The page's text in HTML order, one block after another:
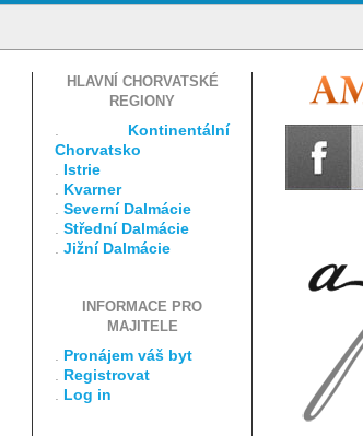
HLAVNÍ CHORVATSKÉ
REGIONY
Kontinentální
Chorvatsko
Istrie
Kvarner
Severní Dalmácie
Střední Dalmácie
Jižní Dalmácie
INFORMACE PRO
MAJITELE
Pronájem váš byt
Registrovat
Log in